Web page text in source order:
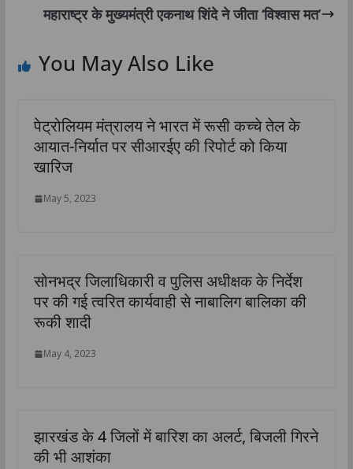
महाराष्ट्र के मुख्यमंत्री एकनाथ शिंदे ने जीता ‘विश्वास मत’
You May Also Like
पेट्रोलियम मंत्रालय ने भारत में रूसी कच्चे तेल के
आयात-निर्यात पर सीआरईए की रिपोर्ट को किया
खारिज
May 5, 2023
सोनभद्र जिलाधिकारी व पुलिस अधीक्षक के निर्देश
पर की गई त्वरित कार्यवाही से नाबालिग बालिका की
रूकी शादी
May 4, 2023
झारखंड के 4 जिलों में बारिश का अलर्ट, बिजली गिरने
की भी आशंका